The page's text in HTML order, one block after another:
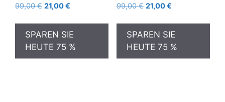
99,00€ Ursprünglicher
war:
99,00 €
21,00€
ist:
21,00 €.
SPAREN SIE
HEUTE 75 %
99,00€ Ursprünglicher
war:
99,00 €
21,00€Aktueller
ist:
21,00 €.
SPAREN SIE
HEUTE 75 %